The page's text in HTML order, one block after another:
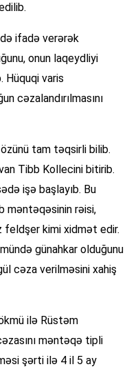
ifadə verərək
onun laqeydliyi
Hüquqi varis
cəzalandırılmasını
tam təqsirli bilib.
Tibb Kollecini bitirib.
işə başlayıb. Bu
məntəqəsinin rəisi,
feldşer kimi xidmət edir.
günahkar olduğunu
cəza verilməsini xahiş
ilə Rüstəm
məntəqə tipli
şərti ilə 4 il 5 ay